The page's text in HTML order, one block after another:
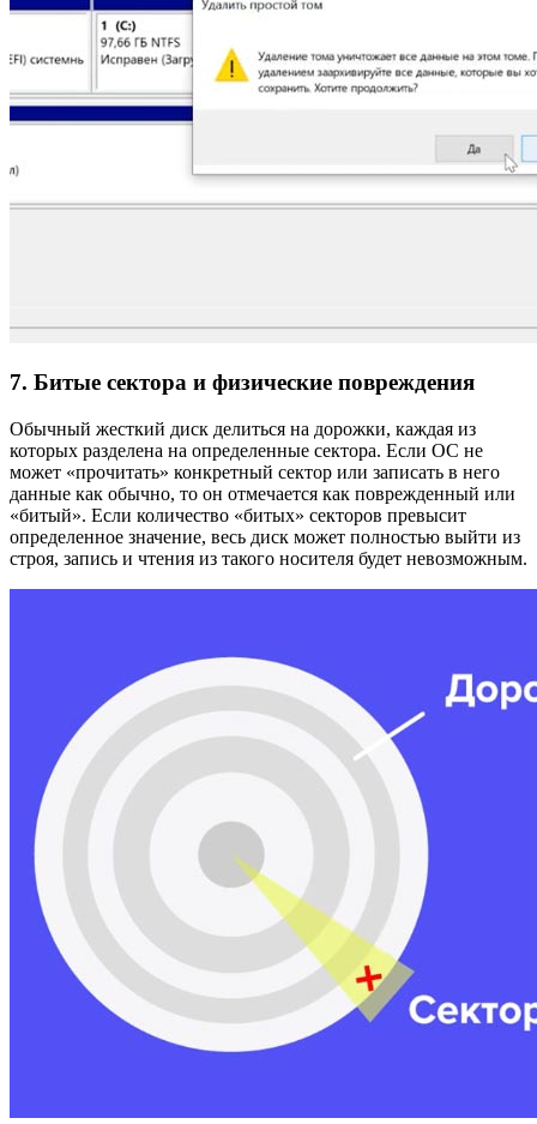
7. Битые сектора и физические повреждения
Обычный жесткий диск делиться на дорожки, каждая из
которых разделена на определенные сектора. Если ОС не
может «прочитать» конкретный сектор или записать в него
данные как обычно, то он отмечается как поврежденный или
«битый». Если количество «битых» секторов превысит
определенное значение, весь диск может полностью выйти из
строя, запись и чтения из такого носителя будет невозможным.